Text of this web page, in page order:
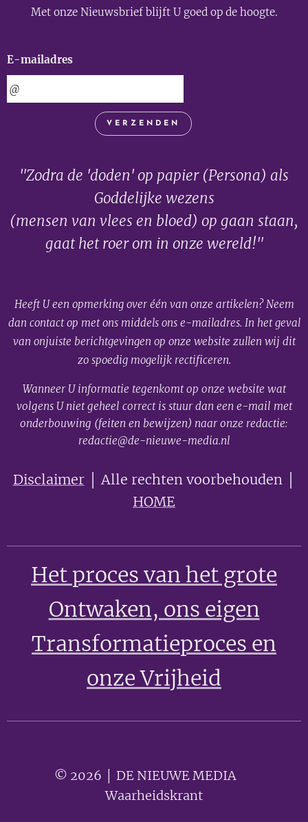
Met onze Nieuwsbrief blijft U goed op de hoogte.
E-mailadres
VERZENDEN
"Zodra de 'doden' op papier (Persona) als
Goddelijke wezens
(mensen van vlees en bloed) op gaan staan,
gaat het roer om in onze wereld!"
Heeft U een opmerking over één van onze artikelen? Neem
dan contact op met ons middels ons e-mailadres. In het geval
van onjuiste berichtgevingen op onze website zullen wij dit
zo spoedig mogelijk rectificeren.
Wanneer U informatie tegenkomt op onze website wat
volgens U niet geheel correct is stuur dan een e-mail met
onderbouwing (feiten en bewijzen) naar onze redactie:
redactie@de-nieuwe-media.nl
Disclaimer│ Alle rechten voorbehouden │
HOME
Het proces van het grote
Ontwaken, ons eigen
Transformatieproces en
onze Vrijheid
© 2026 │ DE NIEUWE MEDIA 🟣
Waarheidskrant